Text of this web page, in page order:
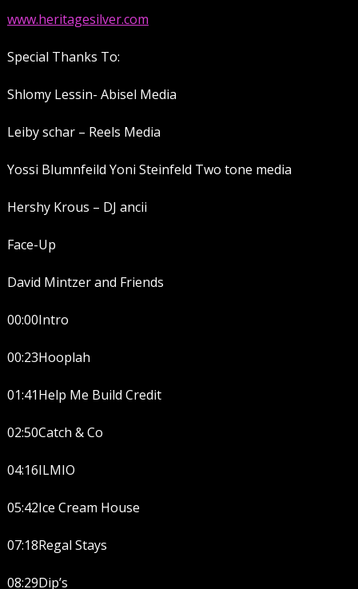
www.heritagesilver.com
Special Thanks To:
Shlomy Lessin- Abisel Media
Leiby schar – Reels Media
Yossi Blumnfeild Yoni Steinfeld Two tone media
Hershy Krous – DJ ancii
Face-Up
David Mintzer and Friends
00:00Intro
00:23Hooplah
01:41Help Me Build Credit
02:50Catch & Co
04:16ILMIO
05:42Ice Cream House
07:18Regal Stays
08:29Dip’s